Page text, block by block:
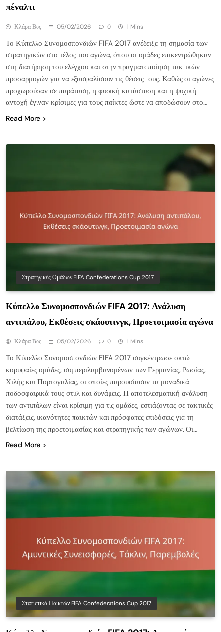
πέναλτι
Κλάρα Βος 05/02/2026 0 1 Mins
Το Κύπελλο Συνομοσπονδιών FIFA 2017 ανέδειξε τη σημασία των
στρατηγικών στο τέλος του αγώνα, όπου οι ομάδες επικεντρώθηκαν
στη διατήρηση του ελέγχου και στην πραγματοποίηση τακτικών
προσαρμογών για να εξασφαλίσουν τις θέσεις τους. Καθώς οι αγώνες
προχωρούσαν σε παράταση, η φυσική κατάσταση και η ψυχική
αντοχή έγιναν κρίσιμες για τους παίκτες ώστε να αποδώσουν στο…
Read More
Στρατηγικές Ομάδων FIFA Confederations Cup 2017
Κύπελλο Συνομοσπονδιών FIFA 2017: Ανάλυση
αντιπάλου, Εκθέσεις σκάουτινγκ, Προετοιμασία αγώνα
Κλάρα Βος 05/02/2026 0 1 Mins
Το Κύπελλο Συνομοσπονδιών FIFA 2017 συγκέντρωσε οκτώ
κορυφαίες ομάδες, συμπεριλαμβανομένων των Γερμανίας, Ρωσίας,
Χιλής και Πορτογαλίας, οι οποίες παρουσίασαν τα μοναδικά
ποδοσφαιρικά τους στυλ και δυνάμεις. Η αποτελεσματική ανάλυση
των αντιπάλων είναι κρίσιμη για τις ομάδες, εστιάζοντας σε τακτικές
διατάξεις, ικανότητες παικτών και πρόσφατες επιδόσεις για τη
βελτίωση της προετοιμασίας και στρατηγικής των αγώνων. Οι…
Read More
Στατιστικά Παικτών FIFA Confederations Cup 2017